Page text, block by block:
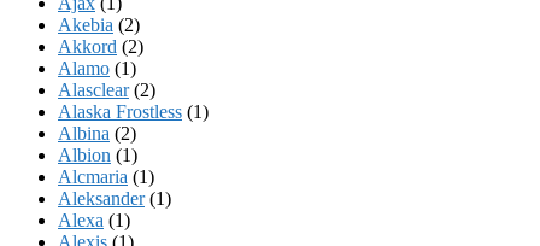
Akebia (2)
Akkord (2)
Alamo (1)
Alasclear(2)
Alaska Frostless (1)
Albina (2)
Albion (1)
Alcmaria (1)
Aleksander(1)
Alexa (1)
Alexis (1)